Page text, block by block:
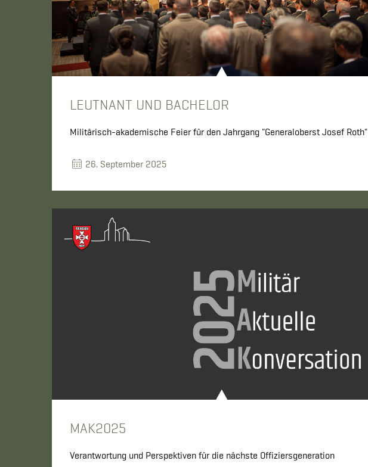
LEUTNANT UND BACHELOR
Militärisch-akademische Feier für den Jahrgang "Generaloberst Josef Roth"
26. September 2025
MAK2025
Verantwortung und Perspektiven für die nächste Offiziersgeneration